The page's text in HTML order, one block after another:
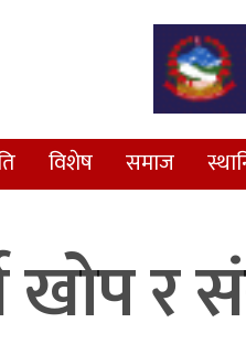
विशेष समाज
खोप र